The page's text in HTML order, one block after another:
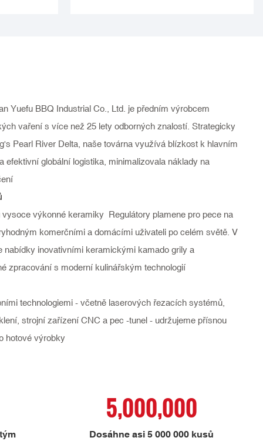
Yuefu BBQ Industrial Co., Ltd. je předním výrobcem
vaření s více než 25 lety odborných znalostí. Strategicky
Pearl River Delta, naše továrna využívá blízkost k hlavním
efektivní globální logistika, minimalizovala náklady na
výkonné keramiky Regulátory plamene pro pece na
komerčními a domácími uživateli po celém světě. V
nabídky inovativními keramickými kamado grily a
zpracování s moderní kulinářským technologií
technologiemi - včetně laserových řezacích systémů,
strojní zařízení CNC a pec -tunel - udržujeme přísnou
hotové výrobky
5,000,000
Dosáhne asi 5 000 000 kusů